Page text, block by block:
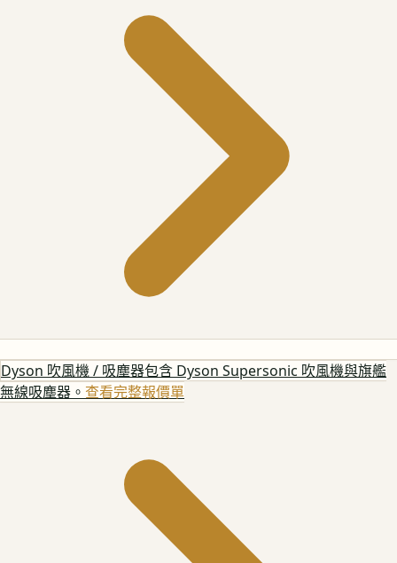
Dyson 吹風機 / 吸塵器包含 Dyson Supersonic 吹風機與旗艦
無線吸塵器。 查看完整報價單